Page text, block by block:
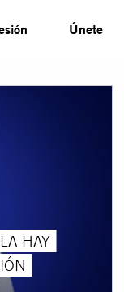
Únete
HAY